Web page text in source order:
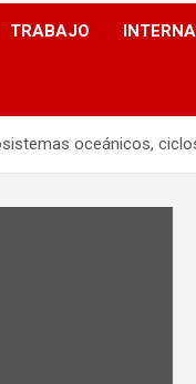
TRABAJO
oceánicos,